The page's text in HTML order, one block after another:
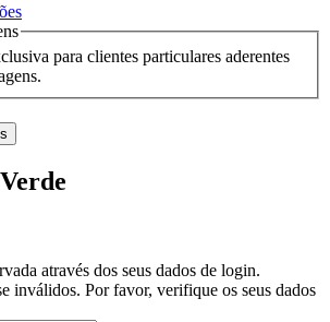
para clientes particulares aderentes
através dos seus dados de login.
inválidos. Por favor, verifique os seus dados